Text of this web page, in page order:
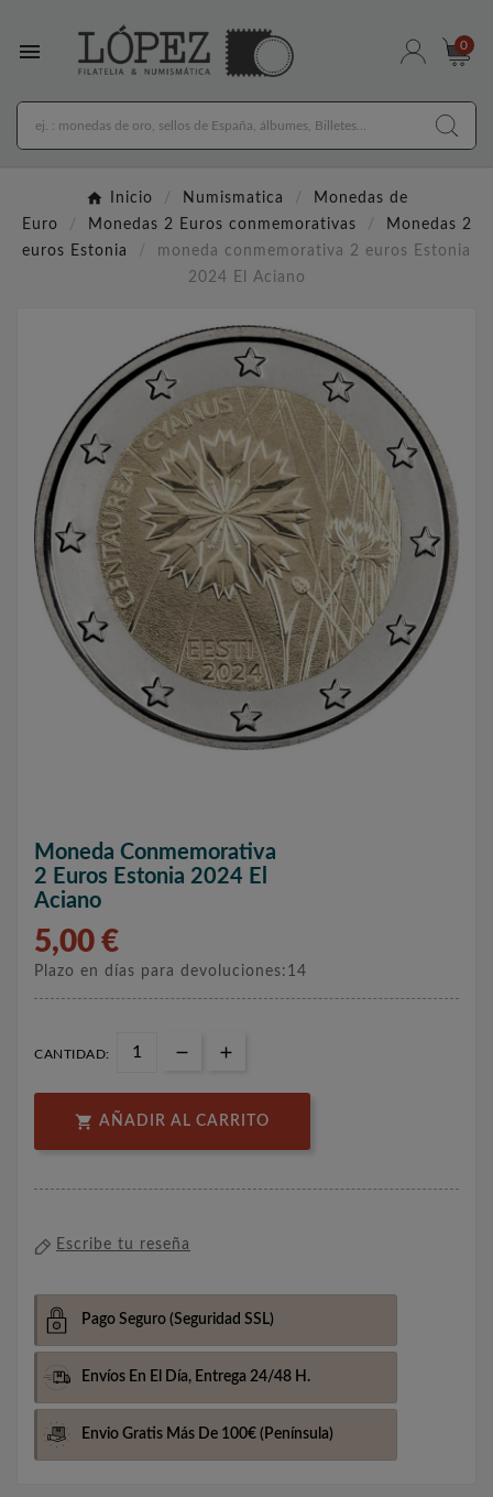
 0
Inicio Numismatica
Monedas de
Euro
Monedas 2 Euros conmemorativas
Monedas 2
euros Estonia
moneda conmemorativa 2 euros Estonia
2024 El Aciano
Moneda Conmemorativa
2 Euros Estonia 2024 El
Aciano
5,00 €
Plazo en días para devoluciones:14
CANTIDAD:
 AÑADIR AL CARRITO
Escribe tu reseña
Pago Seguro (Seguridad SSL)
Envíos En El Día, Entrega 24/48 H.
Envio Gratis Más De 100€ (Península)